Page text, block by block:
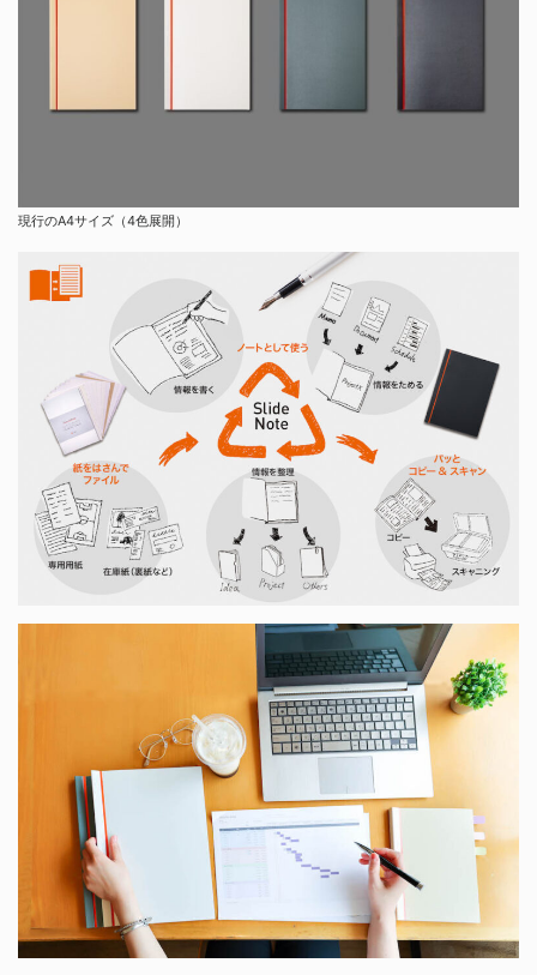
現行のA4サイズ（4色展開）